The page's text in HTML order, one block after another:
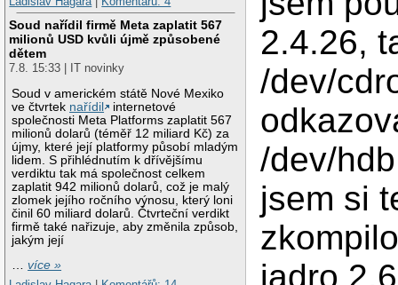
Soud nařídil firmě Meta zaplatit 567
milionů USD kvůli újmě způsobené
dětem
7.8. 15:33 | IT novinky
Soud v americkém státě Nové Mexiko
ve čtvrtek nařídil
internetové
společnosti Meta Platforms zaplatit 567
milionů dolarů (téměř 12 miliard Kč) za
újmy, které její platformy působí mladým
lidem. S přihlédnutím k dřívějšímu
verdiktu tak má společnost celkem
zaplatit 942 milionů dolarů, což je malý
zlomek jejího ročního výnosu, který loni
činil 60 miliard dolarů. Čtvrteční verdikt
firmě také nařizuje, aby změnila způsob,
jakým její
…více »
2.4.26,
/dev/
/dev/
jsem si
jadro